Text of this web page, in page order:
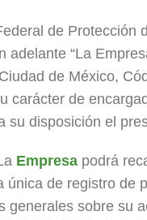
de Protección
adelante “La
de México,
carácter de
disposición el
Empresa podrá
de registro
generales sobre su